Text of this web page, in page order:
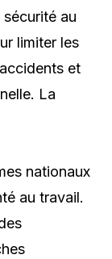
au
limiter les
et
La
nationaux
au travail.